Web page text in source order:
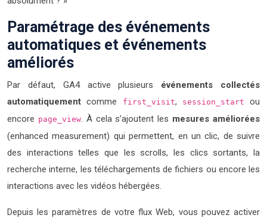
Paramétrage des événements
automatiques et événements
améliorés
Par défaut, GA4 active plusieurs événements collectés
automatiquement comme first_visit, session_start
ou
encore page_view. À cela s’ajoutent les mesures améliorées
(enhanced measurement) qui permettent, en un clic, de suivre
des interactions telles que les scrolls, les clics sortants, la
recherche interne, les téléchargements de fichiers ou encore les
interactions avec les vidéos hébergées.
Depuis les paramètres de votre flux Web, vous pouvez activer